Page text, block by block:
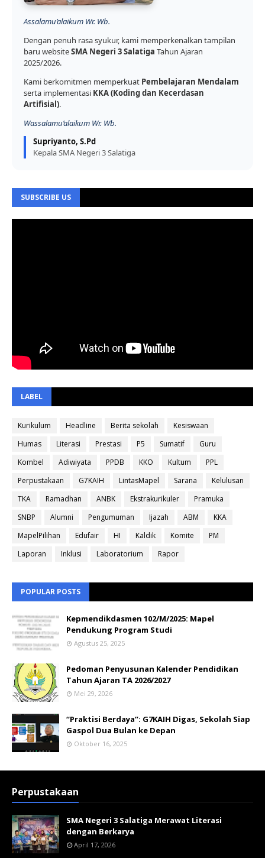
Assalamu’alaikum Wr. Wb.
Dengan penuh rasa syukur, kami memperkenalkan tampilan
baru websiteSMA Negeri 3 Salatiga Tahun Ajaran
2025/2026.
Kami berkomitmen memperkuat Pembelajaran Mendalam
serta implementasi KKA (Koding dan Kecerdasan
Artifisial).
Wassalamu’alaikum Wr. Wb.
Supriyanto, S.Pd
Kepala SMA Negeri 3 Salatiga
SUBSCRIBE US
LABEL
Kurikulum Headline Berita sekolah
Kesiswaan
Humas
Literasi Prestasi P5 Sumatif
Guru
Kombel
Adiwiyata PPDB KKO Kultum
PPL
Perpustakaan
G7KAIH LintasMapel Sarana
Kelulusan
TKA
Ramadhan ANBK Ekstrakurikuler
Pramuka
SNBP
Alumni Pengumuman Ijazah ABM
KKA
MapelPilihan
Edufair HI Kaldik Komite
PM
Laporan
Inklusi Laboratorium Rapor
POPULAR POSTS
Kepmendikdasmen 102/M/2025: Mapel
Pendukung Program Studi
Agustus 25, 2025
Pedoman Penyusunan Kalender Pendidikan
Tahun Ajaran TA 2026/2027
Mei 29, 2026
“Praktisi Berdaya”: G7KAIH Digas, Sekolah Siap
Gaspol Dua Bulan ke Depan
Oktober 16, 2025
Perpustakaan
SMA Negeri 3 Salatiga Merawat Literasi
dengan Berkarya
April 17, 2026